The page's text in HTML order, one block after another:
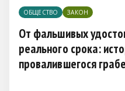
пожарной
как должностными
работниками
серьезная, ведь речь
формальных
реальной угрозе
ОБЩЕСТВО ЗАКОН
От фальшивых
реального срока:
провалившегося